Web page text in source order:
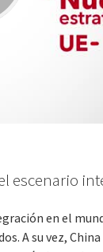
escenario
en el
A su vez,